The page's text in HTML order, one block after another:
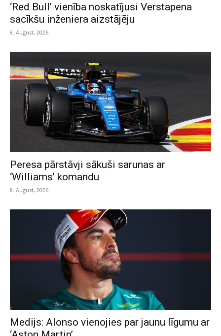
‘Red Bull’ vienība noskatījusi Verstapena
sacīkšu inženiera aizstājēju
8. August, 2026
Peresa pārstāvji sākuši sarunas ar
‘Williams’ komandu
8. August, 2026
Medijs: Alonso vienojies par jaunu līgumu ar